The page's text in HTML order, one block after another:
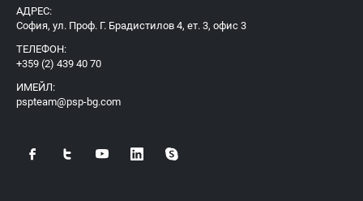
АДРЕС:
София, ул. Проф. Г. Брадистилов 4, ет. 3, офис 3
ТЕЛЕФОН:
+359 (2) 439 40 70
ИМЕЙЛ:
pspteam@psp-bg.com